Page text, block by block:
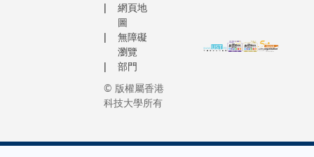
網頁地
圖
無障礙
瀏覽
部門
© 版權屬香港
科技大學所有